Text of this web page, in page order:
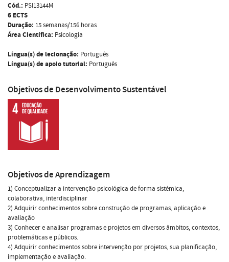
Cód.: PSI13144M
6 ECTS
Duração: 15 semanas/156 horas
Área Científica: Psicologia
Língua(s) de lecionação: Português
Língua(s) de apoio tutorial: Português
Objetivos de Desenvolvimento Sustentável
Objetivos de Aprendizagem
1) Conceptualizar a intervenção psicológica de forma sistémica,
colaborativa, interdisciplinar
2) Adquirir conhecimentos sobre construção de programas, aplicação e
avaliação
3) Conhecer e analisar programas e projetos em diversos âmbitos, contextos,
problemáticas e públicos.
4) Adquirir conhecimentos sobre intervenção por projetos, sua planificação,
implementação e avaliação.